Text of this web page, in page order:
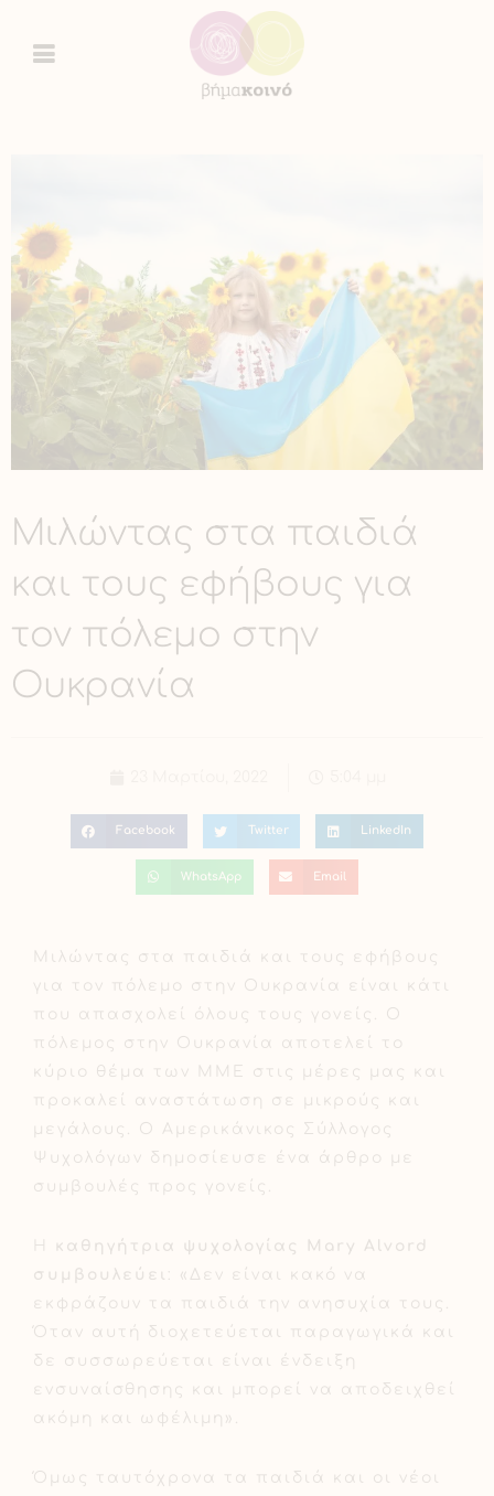
Μιλώντας στα παιδιά
και τους εφήβους για
τον πόλεμο στην
Ουκρανία
Facebook Twitter LinkedIn
WhatsApp Email
Μιλώντας στα παιδιά και τους εφήβους
για τον πόλεμο στην Ουκρανία είναι κάτι
που απασχολεί όλους τους γονείς. O
πόλεμος στην Ουκρανία αποτελεί το
κύριο θέμα των ΜΜΕ στις μέρες μας και
προκαλεί αναστάτωση σε μικρούς και
μεγάλους. Ο Αμερικάνικος Σύλλογος
Ψυχολόγων δημοσίευσε ένα άρθρο με
συμβουλές προς γονείς.
Η
καθηγήτρια ψυχολογίας Mary Alvord
συμβουλεύει
: «Δεν είναι κακό να
εκφράζουν τα παιδιά την ανησυχία τους.
Όταν αυτή διοχετεύεται παραγωγικά και
δε συσσωρεύεται είναι ένδειξη
ενσυναίσθησης και μπορεί να αποδειχθεί
ακόμη και ωφέλιμη».
Όμως ταυτόχρονα τα παιδιά και οι νέοι